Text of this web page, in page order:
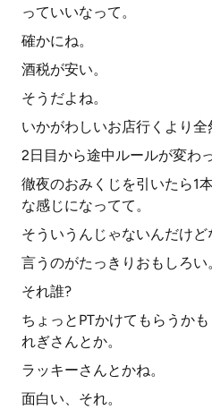
っていいなって。
確かにね。
酒税が安い。
そうだよね。
いかがわしいお店行くより全
2日目から途中ルールが変わ
徹夜のおみくじを引いたら1
な感じになってて。
そういうんじゃないんだけど
言うのがたっきりおもしろい
それ誰?
ちょっとPTかけてもらうか
れぎさんとか。
ラッキーさんとかね。
面白い、それ。